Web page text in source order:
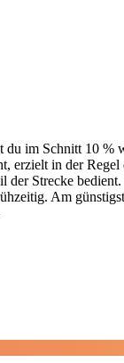
im Schnitt 10 %
in der Regel
Strecke
Am